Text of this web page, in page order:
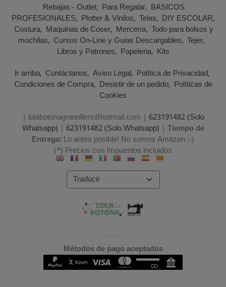
Rebajas - Outlet Para Regalar BASICOS
PROFESIONALES Plotter & Vinilos Telas DIY ESCOLAR
Costura Maquinas de Coser Mercería Todo para bolsos y
mochilas Cursos On-Line y Guias Descargables Tejer
Libros y Patrones Papeleria Kits
Ir arriba Contáctanos Aviso Legal Política de Privacidad
Condiciones de Compra Desistir de un pedido Políticas de
Cookies
| lolabotonagranollers@hotmail.com | 623191482 (Solo
Whatsapp) | 623191482 (Solo Whatsapp) | Tiempo de
Entrega:Lo antes posible! No somos Amazon :-)
(*) Precios con Impuestos incluidos
Métodos de pago aceptados